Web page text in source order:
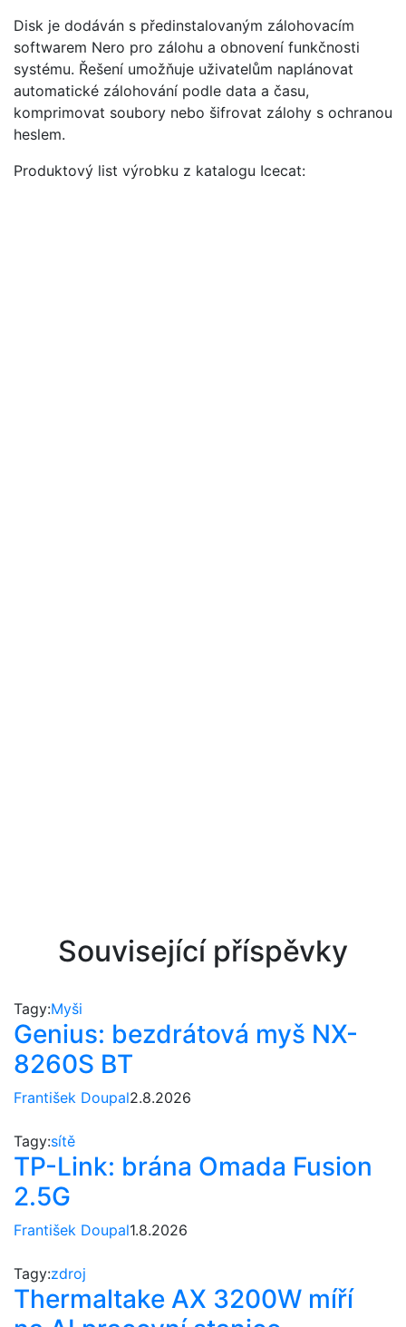
Disk je dodáván s předinstalovaným zálohovacím
softwarem Nero pro zálohu a obnovení funkčnosti
systému. Řešení umožňuje uživatelům naplánovat
automatické zálohování podle data a času,
komprimovat soubory nebo šifrovat zálohy s ochranou
heslem.
Produktový list výrobku z katalogu Icecat:
Související příspěvky
Tagy:Myši
Genius: bezdrátová myš NX-
8260S BT
František Doupal2.8.2026
Tagy:sítě
TP-Link: brána Omada Fusion
2.5G
František Doupal1.8.2026
Tagy:zdroj
Thermaltake AX 3200W míří